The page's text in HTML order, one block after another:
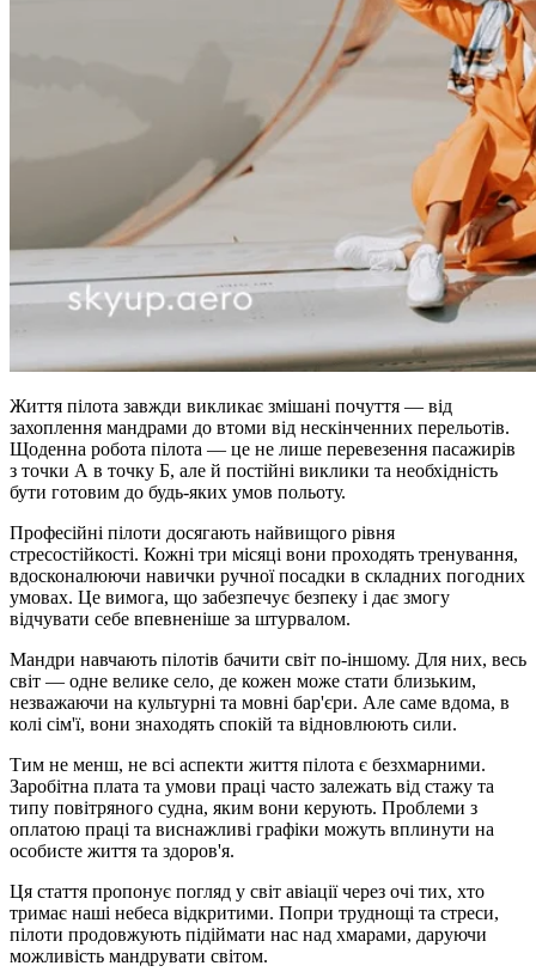
Життя пілота завжди викликає змішані почуття — від
захоплення мандрами до втоми від нескінченних перельотів.
Щоденна робота пілота — це не лише перевезення пасажирів
з точки А в точку Б, але й постійні виклики та необхідність
бути готовим до будь-яких умов польоту.
Професійні пілоти досягають найвищого рівня
стресостійкості. Кожні три місяці вони проходять тренування,
вдосконалюючи навички ручної посадки в складних погодних
умовах. Це вимога, що забезпечує безпеку і дає змогу
відчувати себе впевненіше за штурвалом.
Мандри навчають пілотів бачити світ по-іншому. Для них, весь
світ — одне велике село, де кожен може стати близьким,
незважаючи на культурні та мовні бар'єри. Але саме вдома, в
колі сім'ї, вони знаходять спокій та відновлюють сили.
Тим не менш, не всі аспекти життя пілота є безхмарними.
Заробітна плата та умови праці часто залежать від стажу та
типу повітряного судна, яким вони керують. Проблеми з
оплатою праці та виснажливі графіки можуть вплинути на
особисте життя та здоров'я.
Ця стаття пропонує погляд у світ авіації через очі тих, хто
тримає наші небеса відкритими. Попри труднощі та стреси,
пілоти продовжують підіймати нас над хмарами, даруючи
можливість мандрувати світом.